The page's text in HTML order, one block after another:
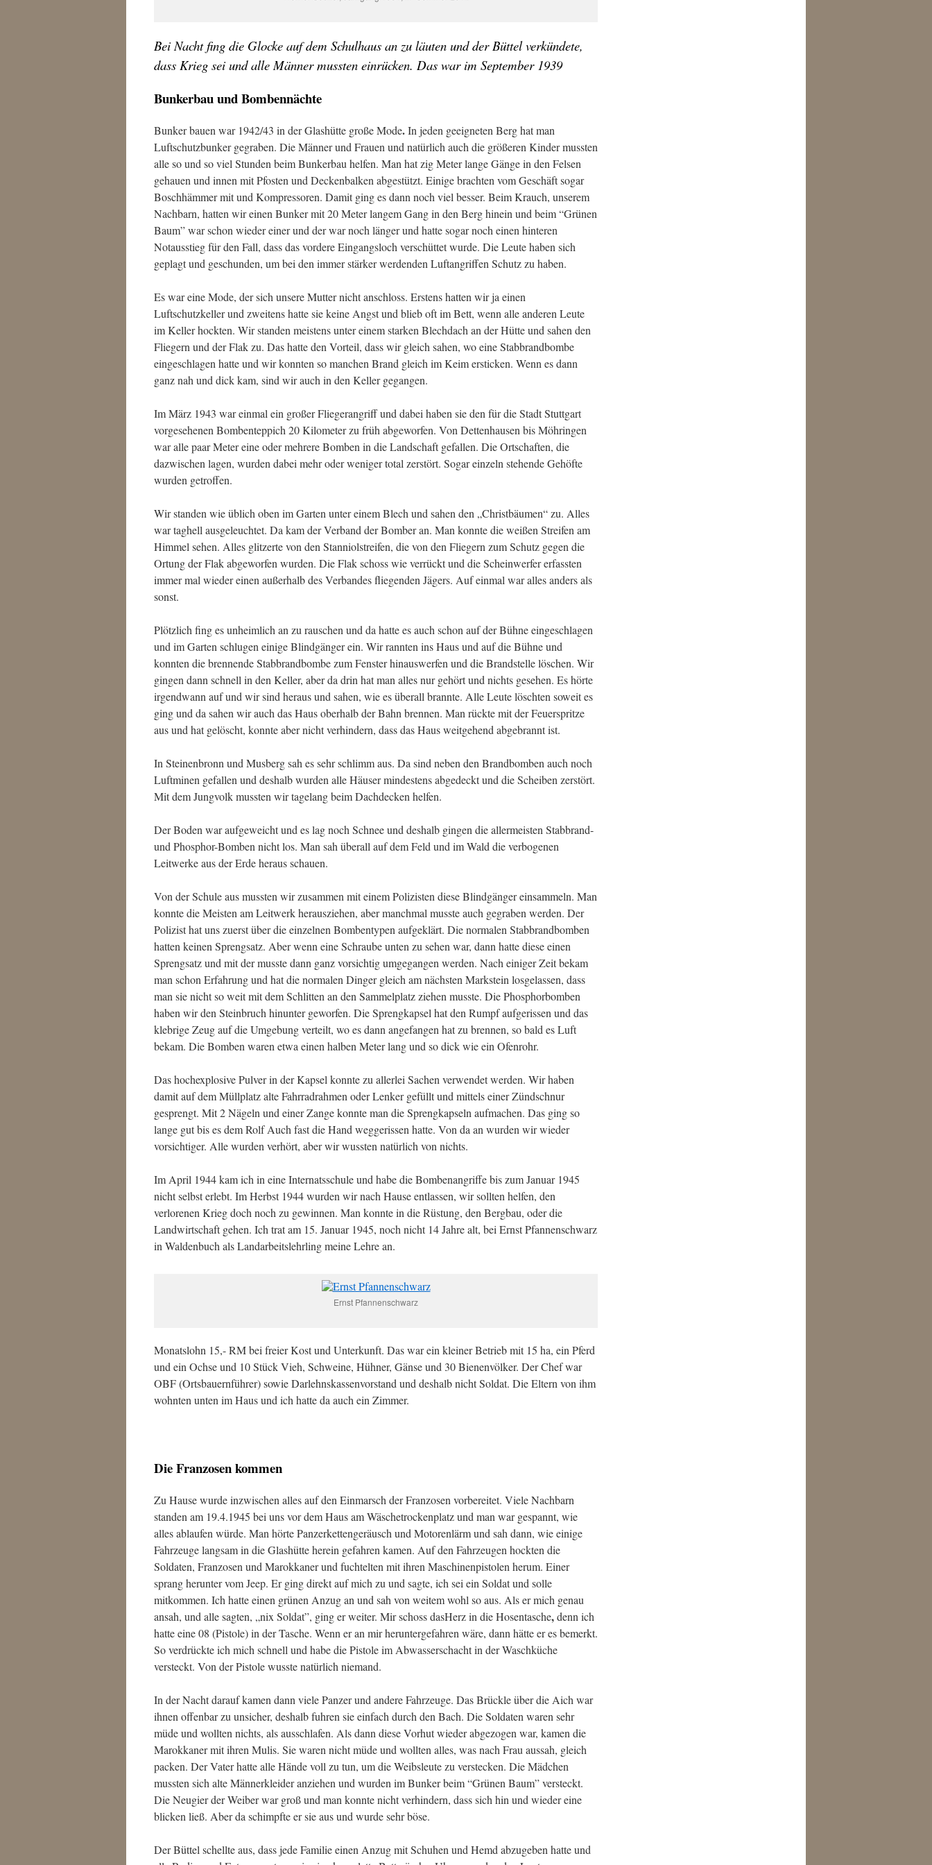
Bei Nacht fing die Glocke auf dem Schulhaus an zu läuten und der Büttel verkündete,
dass Krieg sei und alle Männer mussten einrücken. Das war im September 1939
Bunkerbau und Bombennächte
Bunker bauen war 1942/43 in der Glashütte große Mode.In jeden geeigneten Berg hat man
Luftschutzbunker gegraben. Die Männer und Frauen und natürlich auch die größeren Kinder mussten
alle so und so viel Stunden beim Bunkerbau helfen. Man hat zig Meter lange Gänge in den Felsen
gehauen und innen mit Pfosten und Deckenbalken abgestützt. Einige brachten vom Geschäft sogar
Boschhämmer mit und Kompressoren. Damit ging es dann noch viel besser. Beim Krauch, unserem
Nachbarn, hatten wir einen Bunker mit 20 Meter langem Gang in den Berg hinein und beim “Grünen
Baum” war schon wieder einer und der war noch länger und hatte sogar noch einen hinteren
Notausstieg für den Fall, dass das vordere Eingangsloch verschüttet wurde. Die Leute haben sich
geplagt und geschunden, um bei den immer stärker werdenden Luftangriffen Schutz zu haben.
Es war eine Mode, der sich unsere Mutter nicht anschloss. Erstens hatten wir ja einen
Luftschutzkeller und zweitens hatte sie keine Angst und blieb oft im Bett, wenn alle anderen Leute
im Keller hockten. Wir standen meistens unter einem starken Blechdach an der Hütte und sahen den
Fliegern und der Flak zu. Das hatte den Vorteil, dass wir gleich sahen, wo eine Stabbrandbombe
eingeschlagen hatte und wir konnten so manchen Brand gleich im Keim ersticken. Wenn es dann
ganz nah und dick kam, sind wir auch in den Keller gegangen.
Im März 1943 war einmal ein großer Fliegerangriff und dabei haben sie den für die Stadt Stuttgart
vorgesehenen Bombenteppich 20 Kilometer zu früh abgeworfen. Von Dettenhausen bis Möhringen
war alle paar Meter eine oder mehrere Bomben in die Landschaft gefallen. Die Ortschaften, die
dazwischen lagen, wurden dabei mehr oder weniger total zerstört. Sogar einzeln stehende Gehöfte
wurden getroffen.
Wir standen wie üblich oben im Garten unter einem Blech und sahen den „Christbäumen“ zu. Alles
war taghell ausgeleuchtet. Da kam der Verband der Bomber an. Man konnte die weißen Streifen am
Himmel sehen. Alles glitzerte von den Stanniolstreifen, die von den Fliegern zum Schutz gegen die
Ortung der Flak abgeworfen wurden. Die Flak schoss wie verrückt und die Scheinwerfer erfassten
immer mal wieder einen außerhalb des Verbandes fliegenden Jägers. Auf einmal war alles anders als
sonst.
Plötzlich fing es unheimlich an zu rauschen und da hatte es auch schon auf der Bühne eingeschlagen
und im Garten schlugen einige Blindgänger ein. Wir rannten ins Haus und auf die Bühne und
konnten die brennende Stabbrandbombe zum Fenster hinauswerfen und die Brandstelle löschen. Wir
gingen dann schnell in den Keller, aber da drin hat man alles nur gehört und nichts gesehen. Es hörte
irgendwann auf und wir sind heraus und sahen, wie es überall brannte. Alle Leute löschten soweit es
ging und da sahen wir auch das Haus oberhalb der Bahn brennen. Man rückte mit der Feuerspritze
aus und hat gelöscht, konnte aber nicht verhindern, dass das Haus weitgehend abgebrannt ist.
In Steinenbronn und Musberg sah es sehr schlimm aus. Da sind neben den Brandbomben auch noch
Luftminen gefallen und deshalb wurden alle Häuser mindestens abgedeckt und die Scheiben zerstört.
Mit dem Jungvolk mussten wir tagelang beim Dachdecken helfen.
Der Boden war aufgeweicht und es lag noch Schnee und deshalb gingen die allermeisten Stabbrand-
und Phosphor-Bomben nicht los. Man sah überall auf dem Feld und im Wald die verbogenen
Leitwerke aus der Erde heraus schauen.
Von der Schule aus mussten wir zusammen mit einem Polizisten diese Blindgänger einsammeln. Man
konnte die Meisten am Leitwerk herausziehen, aber manchmal musste auch gegraben werden. Der
Polizist hat uns zuerst über die einzelnen Bombentypen aufgeklärt. Die normalen Stabbrandbomben
hatten keinen Sprengsatz. Aber wenn eine Schraube unten zu sehen war, dann hatte diese einen
Sprengsatz und mit der musste dann ganz vorsichtig umgegangen werden. Nach einiger Zeit bekam
man schon Erfahrung und hat die normalen Dinger gleich am nächsten Markstein losgelassen, dass
man sie nicht so weit mit dem Schlitten an den Sammelplatz ziehen musste. Die Phosphorbomben
haben wir den Steinbruch hinunter geworfen. Die Sprengkapsel hat den Rumpf aufgerissen und das
klebrige Zeug auf die Umgebung verteilt, wo es dann angefangen hat zu brennen, so bald es Luft
bekam. Die Bomben waren etwa einen halben Meter lang und so dick wie ein Ofenrohr.
Das hochexplosive Pulver in der Kapsel konnte zu allerlei Sachen verwendet werden. Wir haben
damit auf dem Müllplatz alte Fahrradrahmen oder Lenker gefüllt und mittels einer Zündschnur
gesprengt. Mit 2 Nägeln und einer Zange konnte man die Sprengkapseln aufmachen. Das ging so
lange gut bis es dem Rolf Auch fast die Hand weggerissen hatte. Von da an wurden wir wieder
vorsichtiger. Alle wurden verhört, aber wir wussten natürlich von nichts.
Im April 1944 kam ich in eine Internatsschule und habe die Bombenangriffe bis zum Januar 1945
nicht selbst erlebt. Im Herbst 1944 wurden wir nach Hause entlassen, wir sollten helfen, den
verlorenen Krieg doch noch zu gewinnen. Man konnte in die Rüstung, den Bergbau, oder die
Landwirtschaft gehen. Ich trat am 15. Januar 1945, noch nicht 14 Jahre alt, bei Ernst Pfannenschwarz
in Waldenbuch als Landarbeitslehrling meine Lehre an.
Ernst Pfannenschwarz
Monatslohn 15,- RM bei freier Kost und Unterkunft. Das war ein kleiner Betrieb mit 15 ha, ein Pferd
und ein Ochse und 10 Stück Vieh, Schweine, Hühner, Gänse und 30 Bienenvölker. Der Chef war
OBF (Ortsbauernführer) sowie Darlehnskassenvorstand und deshalb nicht Soldat. Die Eltern von ihm
wohnten unten im Haus und ich hatte da auch ein Zimmer.
Die Franzosen kommen
Zu Hause wurde inzwischen alles auf den Einmarsch der Franzosen vorbereitet. Viele Nachbarn
standen am 19.4.1945 bei uns vor dem Haus am Wäschetrockenplatz und man war gespannt, wie
alles ablaufen würde. Man hörte Panzerkettengeräusch und Motorenlärm und sah dann, wie einige
Fahrzeuge langsam in die Glashütte herein gefahren kamen. Auf den Fahrzeugen hockten die
Soldaten, Franzosen und Marokkaner und fuchtelten mit ihren Maschinenpistolen herum. Einer
sprang herunter vom Jeep. Er ging direkt auf mich zu und sagte, ich sei ein Soldat und solle
mitkommen. Ich hatte einen grünen Anzug an und sah von weitem wohl so aus. Als er mich genau
ansah, und alle sagten, „nix Soldat”, ging er weiter. Mir schoss dasHerz in die Hosentasche,denn ich
hatte eine 08 (Pistole) in der Tasche. Wenn er an mir heruntergefahren wäre, dann hätte er es bemerkt.
So verdrückte ich mich schnell und habe die Pistole im Abwasserschacht in der Waschküche
versteckt. Von der Pistole wusste natürlich niemand.
In der Nacht darauf kamen dann viele Panzer und andere Fahrzeuge. Das Brückle über die Aich war
ihnen offenbar zu unsicher, deshalb fuhren sie einfach durch den Bach. Die Soldaten waren sehr
müde und wollten nichts, als ausschlafen. Als dann diese Vorhut wieder abgezogen war, kamen die
Marokkaner mit ihren Mulis. Sie waren nicht müde und wollten alles, was nach Frau aussah, gleich
packen. Der Vater hatte alle Hände voll zu tun, um die Weibsleute zu verstecken. Die Mädchen
mussten sich alte Männerkleider anziehen und wurden im Bunker beim “Grünen Baum” versteckt.
Die Neugier der Weiber war groß und man konnte nicht verhindern, dass sich hin und wieder eine
blicken ließ. Aber da schimpfte er sie aus und wurde sehr böse.
Der Büttel schellte aus, dass jede Familie einen Anzug mit Schuhen und Hemd abzugeben hatte und